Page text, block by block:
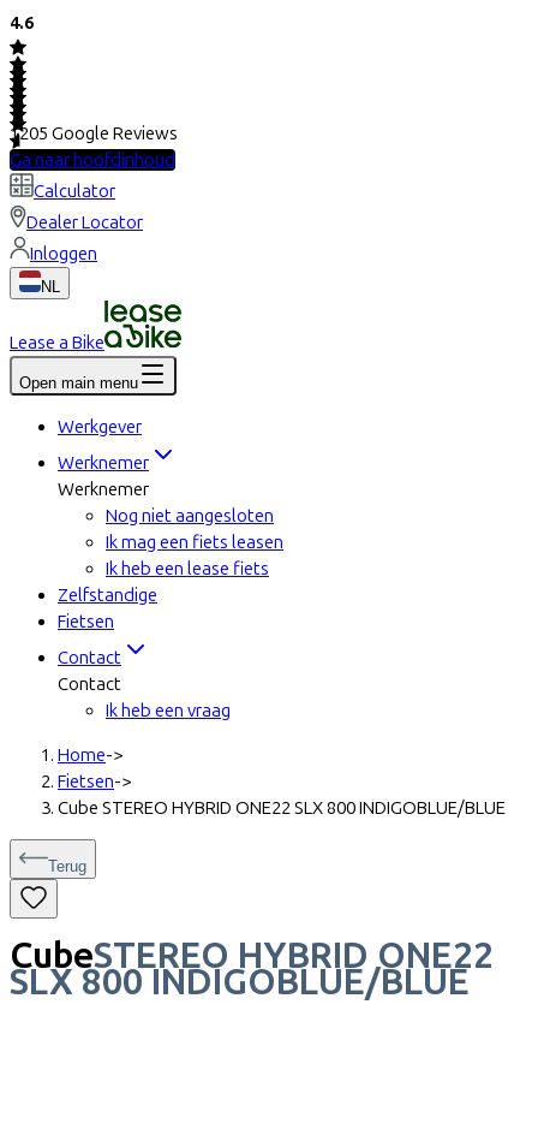
4.6
1205 Google Reviews
Ga naar hoofdinhoud
Calculator
Dealer Locator
Inloggen
NL
Lease a Bike
Open main menu
Werkgever
Werknemer
Werknemer
Nog niet aangesloten
Ik mag een fiets leasen
Ik heb een lease fiets
Zelfstandige
Fietsen
Contact
Contact
Ik heb een vraag
Home->
Fietsen->
Cube STEREO HYBRID ONE22 SLX 800 INDIGOBLUE/BLUE
Terug
CubeSTEREO HYBRID ONE22
SLX 800 INDIGOBLUE/BLUE